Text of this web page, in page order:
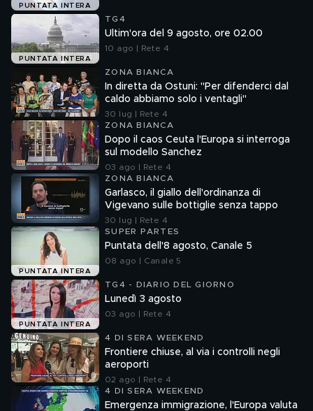
PUNTATA INTERA
PUNTATA INTERA
TG4
Ultim'ora del 9 agosto, ore 02.00
10 ago | Rete 4
ZONA BIANCA
In diretta da Ostuni: "Per difenderci dal
caldo abbiamo solo i ventagli"
30 lug | Rete 4
ZONA BIANCA
Dopo il caos Ceuta l'Europa si interroga
sul modello Sanchez
03 ago | Rete 4
ZONA BIANCA
Garlasco, il giallo dell'ordinanza di
Vigevano sulle bottiglie senza tappo
30 lug | Rete 4
PUNTATA INTERA
SUPER PARTES
Puntata dell'8 agosto, Canale 5
08 ago | Canale 5
PUNTATA INTERA
TG4 - DIARIO DEL GIORNO
Lunedì 3 agosto
03 ago | Rete 4
4 DI SERA WEEKEND
Frontiere chiuse, al via i controlli negli
aeroporti
02 ago | Rete 4
4 DI SERA WEEKEND
Emergenza immigrazione, l'Europa valuta